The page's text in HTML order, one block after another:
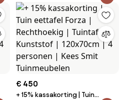
€ 450
+ 15% kassakorting | Tuin